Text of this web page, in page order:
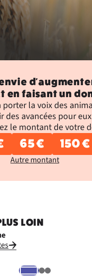
en faisant un
porter la voix des
des avancées pour
le montant de votre
65 € 150 €
Autre montant
LOIN